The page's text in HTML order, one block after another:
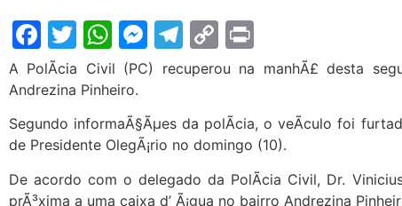
Facebook
Twitter
WhatsApp
Messenger
Telegram
Copy
Link
A PolÃ­cia Civil (PC) recuperou na manhÃ£ desta
Andrezina Pinheiro.
Segundo informaÃ§Ãµes da polÃ­cia, o veÃ­culo foi
de Presidente OlegÃ¡rio no domingo (10).
De acordo com o delegado da PolÃ­cia Civil, Dr.
prÃ³xima a uma caixa d’ Ã¡gua no bairro Andrezina